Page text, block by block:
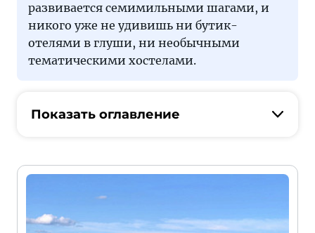
развивается семимильными шагами, и
никого уже не удивишь ни бутик-
отелями в глуши, ни необычными
тематическими хостелами.
Показать оглавление